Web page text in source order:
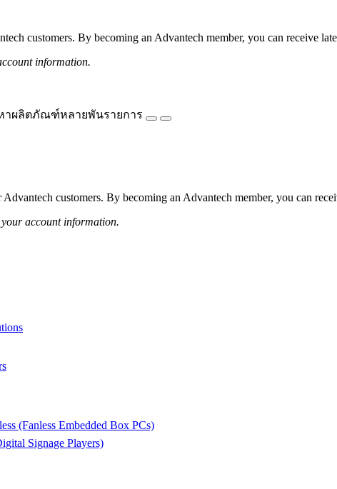
customers. By becoming an Advantech member, you can receive
information.
ผลิตภัณฑ์หลายพันรายการ
customers. By becoming an Advantech member, you can
account information.
(Fanless Embedded Box PCs)
Signage Players)